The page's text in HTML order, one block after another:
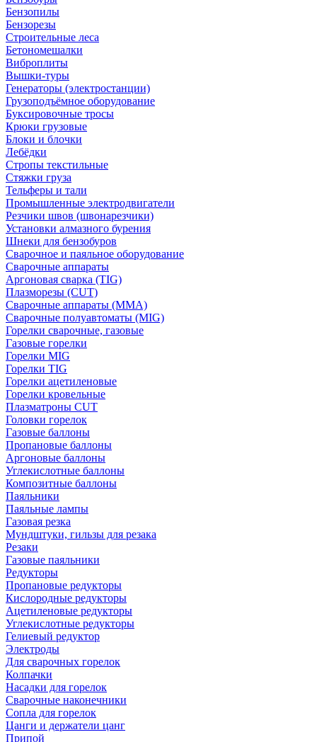
Бензопилы
Бензорезы
Строительные леса
Бетономешалки
Виброплиты
Вышки-туры
Генераторы (электростанции)
Грузоподъёмное оборудование
Буксировочные тросы
Крюки грузовые
Блоки и блочки
Лебёдки
Стропы текстильные
Стяжки груза
Тельферы и тали
Промышленные электродвигатели
Резчики швов (швонарезчики)
Установки алмазного бурения
Шнеки для бензобуров
Сварочное и паяльное оборудование
Сварочные аппараты
Аргоновая сварка (TIG)
Плазморезы (CUT)
Сварочные аппараты (MMA)
Сварочные полуавтоматы (MIG)
Горелки сварочные, газовые
Газовые горелки
Горелки MIG
Горелки TIG
Горелки ацетиленовые
Горелки кровельные
Плазматроны CUT
Головки горелок
Газовые баллоны
Пропановые баллоны
Аргоновые баллоны
Углекислотные баллоны
Композитные баллоны
Паяльники
Паяльные лампы
Газовая резка
Мундштуки, гильзы для резака
Резаки
Газовые паяльники
Редукторы
Пропановые редукторы
Кислородные редукторы
Ацетиленовые редукторы
Углекислотные редукторы
Гелиевый редуктор
Электроды
Для сварочных горелок
Колпачки
Насадки для горелок
Сварочные наконечники
Сопла для горелок
Цанги и держатели цанг
Припой